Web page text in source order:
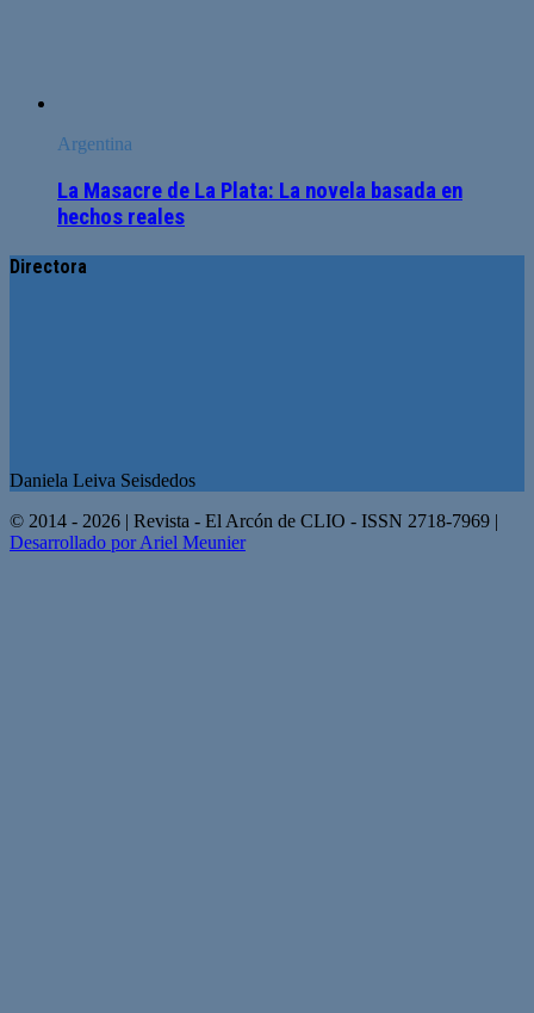
Argentina
La Masacre de La Plata: La novela basada en
hechos reales
Directora
Daniela Leiva Seisdedos
© 2014 - 2026 | Revista - El Arcón de CLIO - ISSN 2718-7969 |
Desarrollado por Ariel Meunier